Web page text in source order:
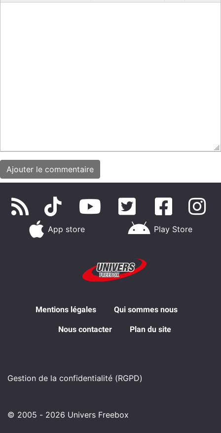
App store Play Store
Mentions légales Qui sommes nous
Nous contacter Plan du site
Gestion de la confidentialité (RGPD)
© 2005 - 2026 Univers Freebox